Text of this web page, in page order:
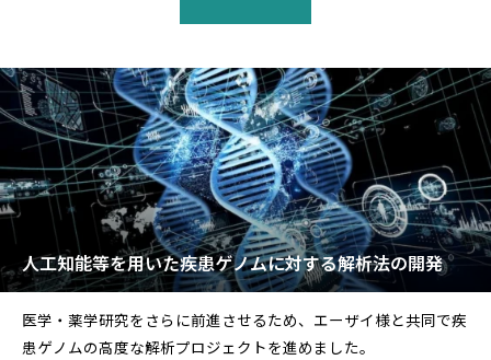
人工知能等を用いた疾患ゲノムに対する解析法の開発
医学・薬学研究をさらに前進させるため、エーザイ様と共同で疾
患ゲノムの高度な解析プロジェクトを進めました。